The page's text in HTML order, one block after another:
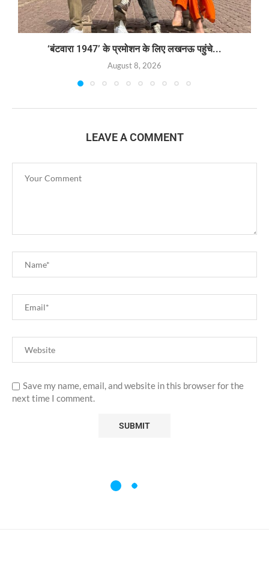
‘बंटवारा 1947’ के प्रमोशन के लिए लखनऊ पहुंचे...
August 8, 2026
LEAVE A COMMENT
Save my name, email, and website in this browser for the
next time I comment.